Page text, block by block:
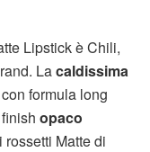
Lipstick è Chili,
Lacaldissima
formula long
opaco
Matte di